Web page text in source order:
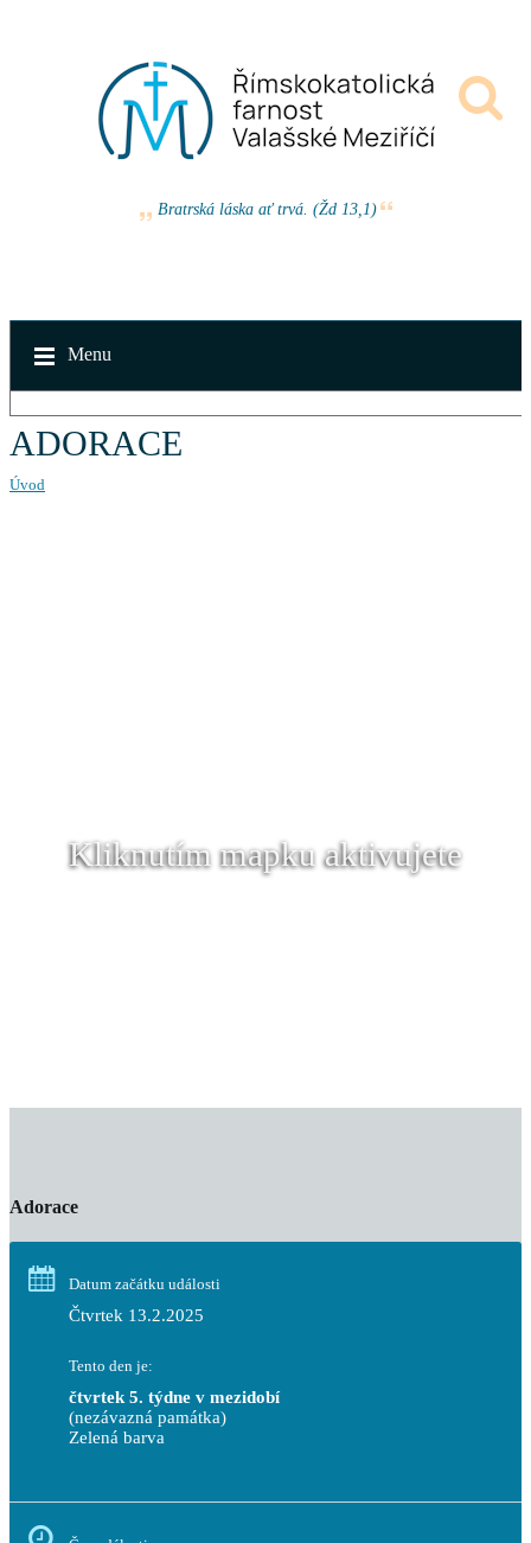
Bratrská láska ať trvá. (Žd 13,1)
Menu
ADORACE
Úvod
Kliknutím mapku aktivujete
Adorace
Datum začátku události
Čtvrtek 13.2.2025
Tento den je:
čtvrtek 5. týdne v mezidobí
(nezávazná památka)
Zelená barva